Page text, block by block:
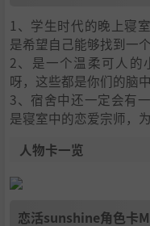
1、学生时代的晚上寝
是希望自己能够找到一
2、是一个温柔可人的
呀，这些都是你们的脑
3、宿舍中还一定会有
是寝室中的恋爱宗师，
人物卡一览
恋活sunshine角色卡